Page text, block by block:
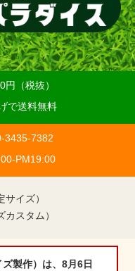
（税抜）
で送料無料
3435-7382
PM19:00
イズ）
スタム）
製作）は、8月6日